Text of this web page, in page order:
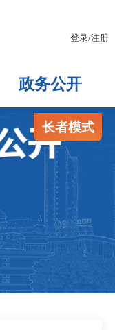
登录/注册
政务公开
长者模式